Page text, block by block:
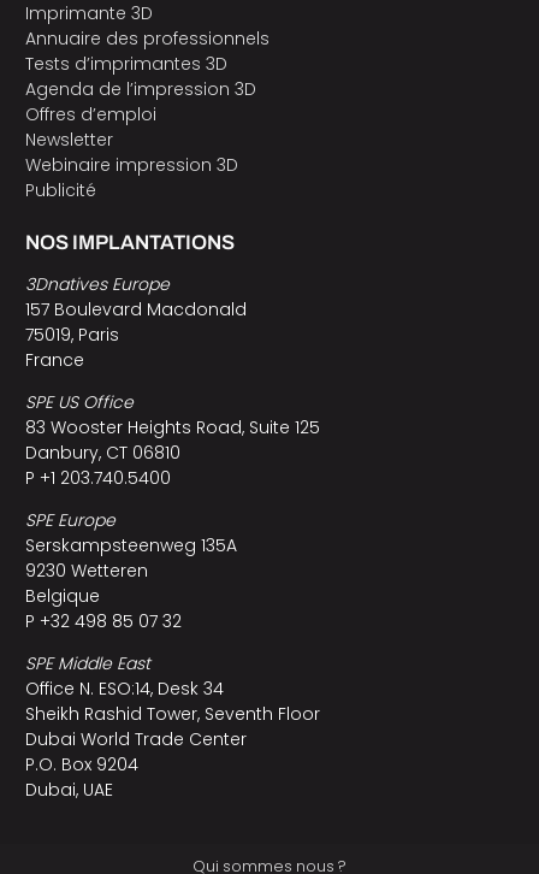
Imprimante 3D
Annuaire des professionnels
Tests d’imprimantes 3D
Agenda de l’impression 3D
Offres d’emploi
Newsletter
Webinaire impression 3D
Publicité
NOS IMPLANTATIONS
3Dnatives Europe
157 Boulevard Macdonald
75019, Paris
France
SPE US Office
83 Wooster Heights Road, Suite 125
Danbury, CT 06810
P +1 203.740.5400
SPE Europe
Serskampsteenweg 135A
9230 Wetteren
Belgique
P +32 498 85 07 32
SPE Middle East
Office N. ESO:14, Desk 34
Sheikh Rashid Tower, Seventh Floor
Dubai World Trade Center
P.O. Box 9204
Dubai, UAE
Qui sommes nous ?